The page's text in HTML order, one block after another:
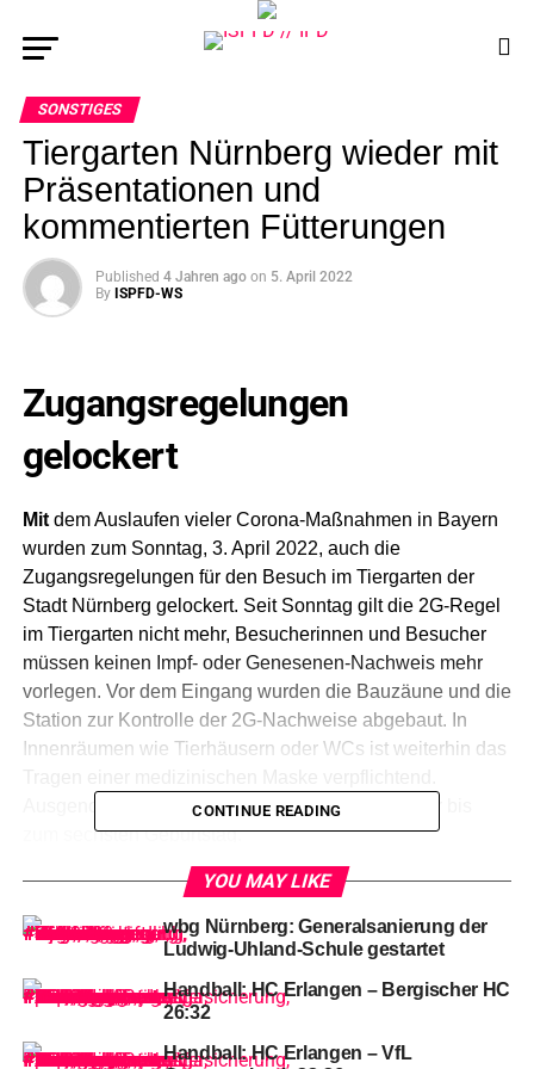
SONSTIGES
Tiergarten Nürnberg wieder mit
Präsentationen und
kommentierten Fütterungen
Published 4 Jahren ago on 5. April 2022
By ISPFD-WS
Zugangsregelungen
gelockert
Mitdem Auslaufen vieler Corona-Maßnahmen in Bayern
wurden zum Sonntag, 3. April 2022, auch die
Zugangsregelungen für den Besuch im Tiergarten der
Stadt Nürnberg gelockert. Seit Sonntag gilt die 2G-Regel
im Tiergarten nicht mehr, Besucherinnen und Besucher
müssen keinen Impf- oder Genesenen-Nachweis mehr
vorlegen. Vor dem Eingang wurden die Bauzäune und die
Station zur Kontrolle der 2G-Nachweise abgebaut. In
Innenräumen wie Tierhäusern oder WCs ist weiterhin das
Ausgenommen von der Maskenpflicht sind Kinder bis
zum sechsten Geburtstag.
Seit
wieder Präsentationen in der Delfinlagune und
coronabedingter Einschränkungen mehrere Monate
pausieren. In der Delfinlagune präsentieren die
Tierpflegerinnen und Tierpfleger nun wieder täglich um 11
CONTINUE READING
YOU MAY LIKE
wbg Nürnberg: Generalsanierung der
Ludwig-Uhland-Schule gestartet
Handball: HC Erlangen – Bergischer HC
26:32
Handball: HC Erlangen – VfL